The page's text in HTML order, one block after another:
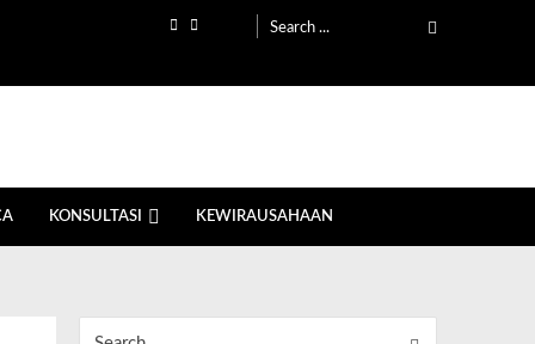
KONSULTASI KEWIRAUSAHAAN